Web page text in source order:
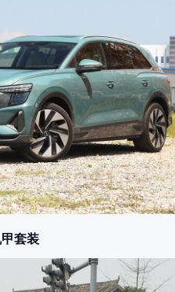
套装